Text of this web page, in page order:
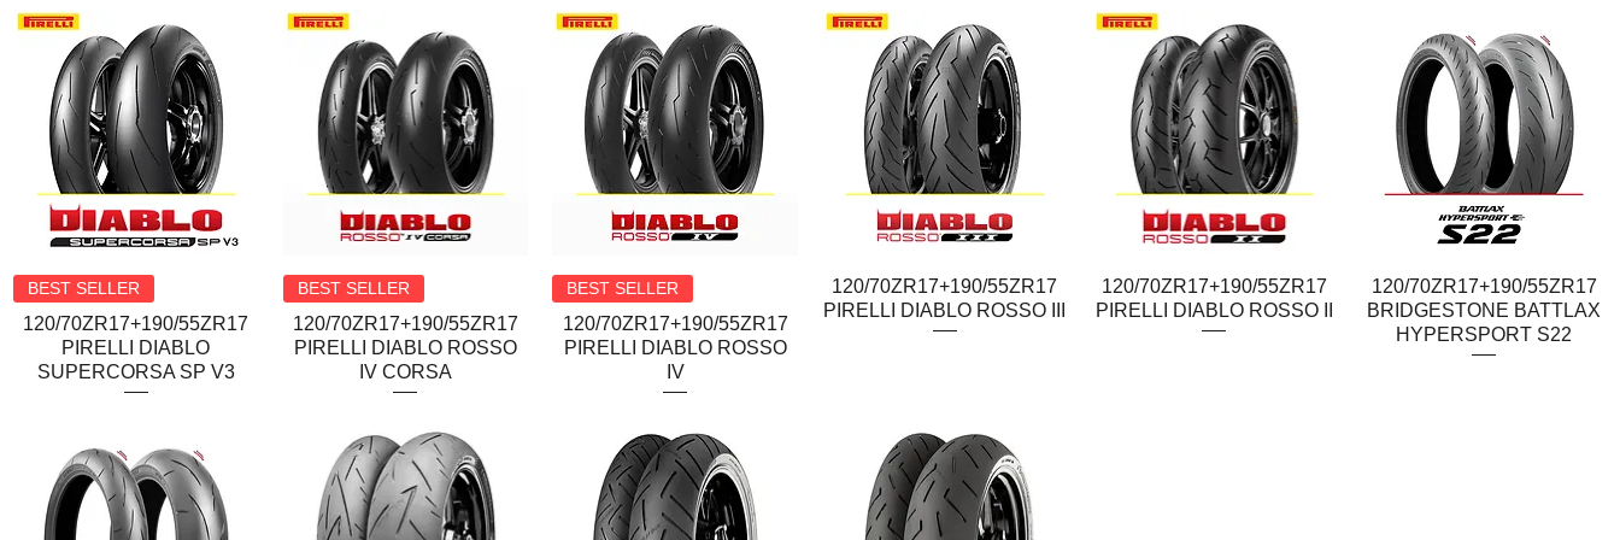
Quick View
BEST SELLER
120/70ZR17+190/55ZR17
PIRELLI DIABLO
SUPERCORSA SP V3
Quick View
BEST SELLER
120/70ZR17+190/55ZR17
PIRELLI DIABLO ROSSO
IV CORSA
Quick View
BEST SELLER
120/70ZR17+190/55ZR17
PIRELLI DIABLO ROSSO
IV
Quick View
120/70ZR17+190/55ZR17
PIRELLI DIABLO ROSSO III
Quick View
120/70ZR17+190/55ZR17
PIRELLI DIABLO ROSSO II
Quick View
120/70ZR17+190/55ZR17
BRIDGESTONE BATTLAX
HYPERSPORT S22